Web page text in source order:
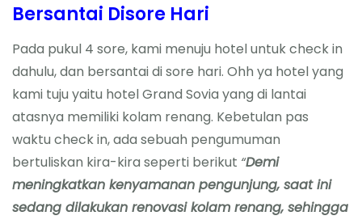
Bersantai Disore Hari
Pada pukul 4 sore, kami menuju hotel untuk check in
dahulu, dan bersantai di sore hari. Ohh ya hotel yang
kami tuju yaitu hotel Grand Sovia yang di lantai
atasnya memiliki kolam renang. Kebetulan pas
waktu check in, ada sebuah pengumuman
bertuliskan kira-kira seperti berikut “Demi
meningkatkan kenyamanan pengunjung, saat ini
sedang dilakukan renovasi kolam renang, sehingga